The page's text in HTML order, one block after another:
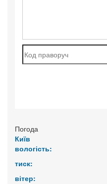
Погода
Київ
вологість:
тиск:
вітер: